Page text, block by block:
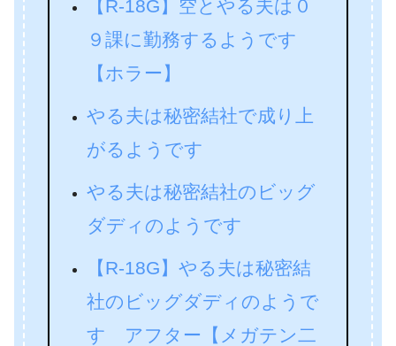
【R-18G】空とやる夫は０
９課に勤務するようです
【ホラー】
やる夫は秘密結社で成り上
がるようです
やる夫は秘密結社のビッグ
ダディのようです
【R-18G】やる夫は秘密結
社のビッグダディのようで
す アフター【メガテン二